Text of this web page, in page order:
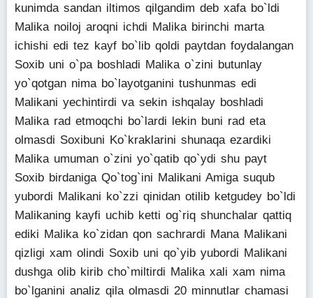
kunimda sandan iltimos qilgandim deb xafa bo`ldi
Malika noiloj aroqni ichdi Malika birinchi marta
ichishi edi tez kayf bo`lib qoldi paytdan foydalangan
Soxib uni o`pa boshladi Malika o`zini butunlay
yo`qotgan nima bo`layotganini tushunmas edi
Malikani yechintirdi va sekin ishqalay boshladi
Malika rad etmoqchi bo`lardi lekin buni rad eta
olmasdi Soxibuni Ko`kraklarini shunaqa ezardiki
Malika umuman o`zini yo`qatib qo`ydi shu payt
Soxib birdaniga Qo`tog`ini Malikani Amiga suqub
yubordi Malikani ko`zzi qinidan otilib ketgudey bo`ldi
Malikaning kayfi uchib ketti og`riq shunchalar qattiq
ediki Malika ko`zidan qon sachrardi Mana Malikani
qizligi xam olindi Soxib uni qo`yib yubordi Malikani
dushga olib kirib cho`miltirdi Malika xali xam nima
bo`lganini analiz qila olmasdi 20 minnutlar chamasi